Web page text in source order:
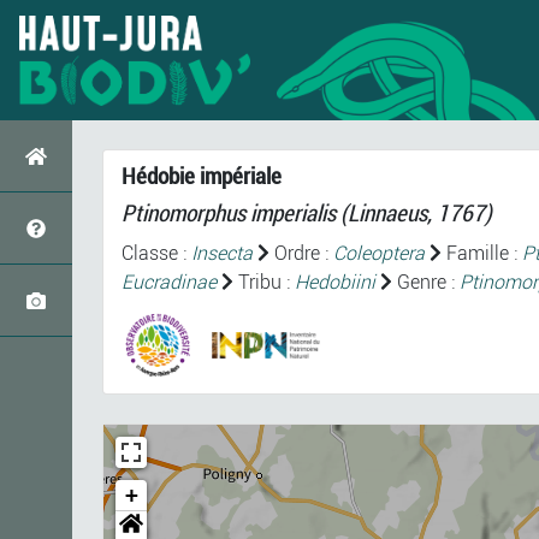
Hédobie impériale
Ptinomorphus imperialis(Linnaeus, 1767)
Classe : Insecta Ordre : Coleoptera Famille :
Eucradinae
Tribu : Hedobiini Genre :
+